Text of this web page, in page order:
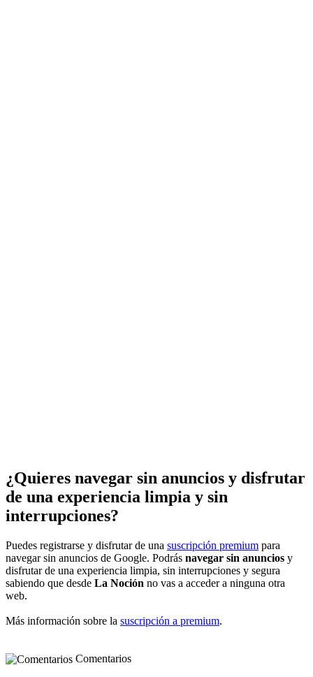
¿Quieres navegar sin anuncios y disfrutar
de una experiencia limpia y sin
interrupciones?
Puedes registrarse y disfrutar de una suscripción premium para
navegar sin anuncios de Google. Podrás navegar sin anuncios y
disfrutar de una experiencia limpia, sin interrupciones y segura
sabiendo que desde La Noción no vas a acceder a ninguna otra
web.
Más información sobre la suscripción a premium.
Comentarios